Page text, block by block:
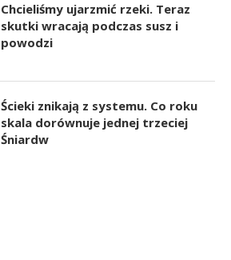
Chcieliśmy ujarzmić rzeki. Teraz
skutki wracają podczas susz i
powodzi
Ścieki znikają z systemu. Co roku
skala dorównuje jednej trzeciej
Śniardw